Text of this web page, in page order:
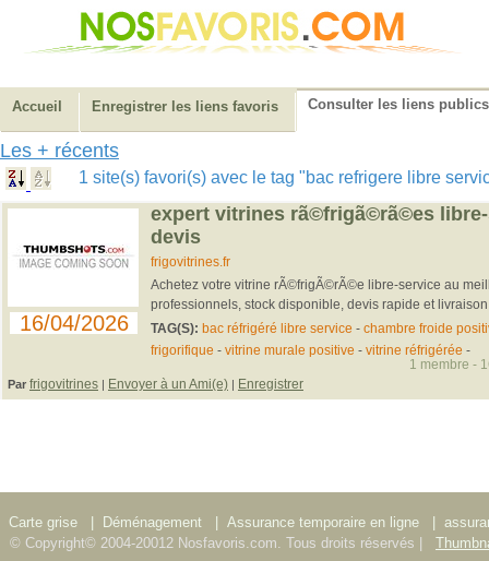
Accueil Enregistrer les liens favoris Consulter les liens publics
Les + récents
1 site(s) favori(s) avec le tag "bac refrigere libre
16/04/2026
expert vitrines rã©frigã©rã©es
devis
frigovitrines.fr
Achetez votre vitrine rÃ©frigÃ©rÃ©e libre-service au
professionnels, stock disponible, devis rapide et
TAG(S): bac réfrigéré libre service - chambre froide
frigorifique - vitrine murale positive - vitrine réfrigérée -
Par frigovitrines | Envoyer à un Ami(e) | Enregistrer
1 membre -
Carte grise Déménagement Assurance temporaire en ligne
© Copyright© 2004-20012 Nosfavoris.com. Tous droits réservés |